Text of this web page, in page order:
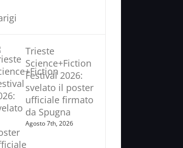
Trieste
Science+Fiction
Festival 2026:
svelato il poster
ufficiale firmato
da Spugna
Agosto 7th, 2026